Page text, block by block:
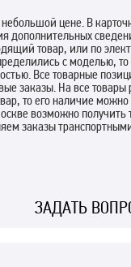
цене. В
дополнительных
товар, или по
с моделью,
Все товарные
заказы. На все товары
то его наличие
возможно получить
заказы
ЗАДАТЬ